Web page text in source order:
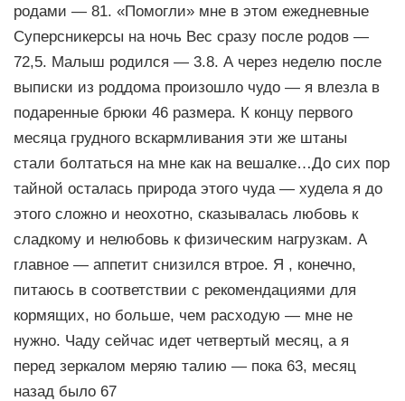
родами — 81. «Помогли» мне в этом ежедневные
Суперсникерсы на ночь Вес сразу после родов —
72,5. Малыш родился — 3.8. А через неделю после
выписки из роддома произошло чудо — я влезла в
подаренные брюки 46 размера. К концу первого
месяца грудного вскармливания эти же штаны
стали болтаться на мне как на вешалке…До сих пор
тайной осталась природа этого чуда — худела я до
этого сложно и неохотно, сказывалась любовь к
сладкому и нелюбовь к физическим нагрузкам. А
главное — аппетит снизился втрое. Я , конечно,
питаюсь в соответствии с рекомендациями для
кормящих, но больше, чем расходую — мне не
нужно. Чаду сейчас идет четвертый месяц, а я
перед зеркалом меряю талию — пока 63, месяц
назад было 67